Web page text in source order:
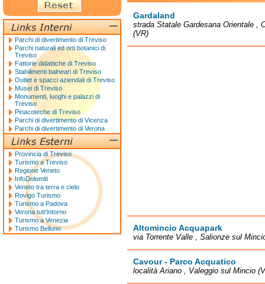
Gardaland
strada Statale Gardesana Orientale ,
(VR)
Altomincio Acquapark
via Torrente Valle , Salionze sul
Cavour - Parco Acquatico
località Ariano , Valeggio sul Mincio
Parchi di divertimento di Treviso
Parchi naturali ed orti botanici di
Treviso
Fattorie didattiche di Treviso
Stabilimenti balneari di Treviso
Outlet e spacci aziendali di Treviso
Musei di Treviso
Monumenti, luoghi e palazzi di
Treviso
Pinacoteche di Treviso
Parchi di divertimento di Vicenza
Parchi di divertimento di Verona
Provincia di Treviso
Turismo a Treviso
Regione Veneto
InfoDolomiti
Veneto tra terra e cielo
Rovigo Turismo
Turismo a Padova
Verona tutt'intorno
Turismo a Venezia
Turismo Belluno